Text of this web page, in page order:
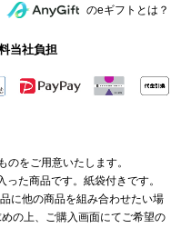
のeギフトとは？
当社負担
をご用意いたします。
た商品です。紙袋付きです。
に他の商品を組み合わせたい場
の上、ご購入画面にてご希望の